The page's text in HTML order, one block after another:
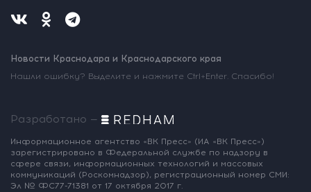
Новости Краснодара и Краснодарского края
Нашли ошибку? Выделите и нажмите Ctrl+Enter. Спасибо!
Разработано —
Информационное агентство «ВК Пресс» (ИА «ВК Пресс»)
зарегистрировано в Федеральной службе по надзору в
сфере связи, информационных технологий и массовых
коммуникаций (Роскомнадзор), регистрационный номер СМИ:
Эл № ФС77-71381 от 17 октября 2017 г.